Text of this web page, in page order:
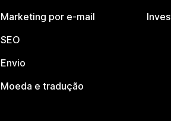
Marketing por e-mail
SEO
Envio
Moeda e tradução